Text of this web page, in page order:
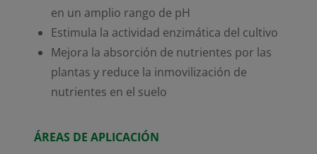
en un amplio rango de pH
Estimula la actividad enzimática del cultivo
Mejora la absorción de nutrientes por las
plantas y reduce la inmovilización de
nutrientes en el suelo
ÁREAS DE APLICACIÓN